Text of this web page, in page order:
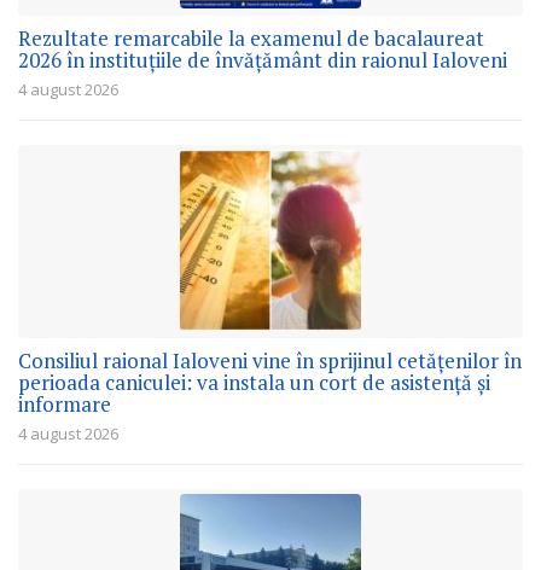
Rezultate remarcabile la examenul de bacalaureat
2026 în instituțiile de învățământ din raionul Ialoveni
4 august 2026
Consiliul raional Ialoveni vine în sprijinul cetățenilor în
perioada caniculei: va instala un cort de asistență și
informare
4 august 2026